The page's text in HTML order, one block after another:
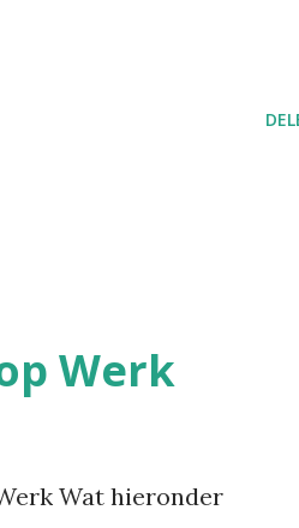
Werk
Wat hieronder